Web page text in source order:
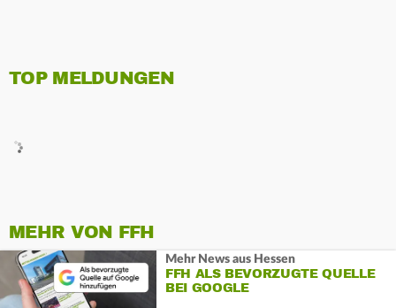
TOP MELDUNGEN
MEHR VON FFH
Mehr News aus Hessen
FFH ALS BEVORZUGTE QUELLE
BEI GOOGLE